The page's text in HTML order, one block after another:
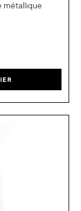
métallique